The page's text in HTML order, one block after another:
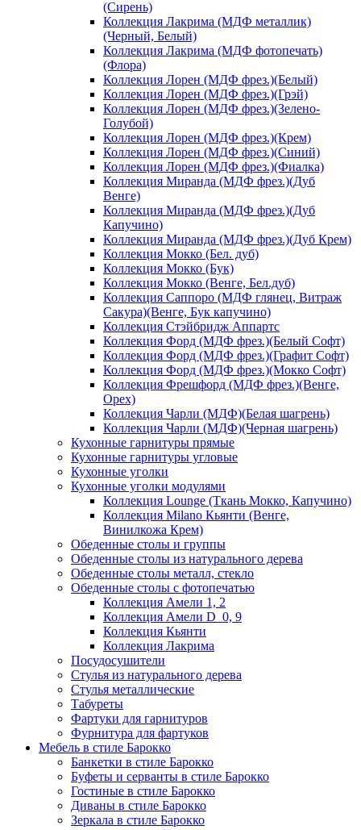
(Сирень)
Коллекция Лакрима (МДФ металлик)
(Черный, Белый)
Коллекция Лакрима (МДФ фотопечать)
(Флора)
Коллекция Лорен (МДФ фрез.)(Белый)
Коллекция Лорен (МДФ фрез.)(Грэй)
Коллекция Лорен (МДФ фрез.)(Зелено-
Голубой)
Коллекция Лорен (МДФ фрез.)(Крем)
Коллекция Лорен (МДФ фрез.)(Синий)
Коллекция Лорен (МДФ фрез.)(Фиалка)
Коллекция Миранда (МДФ фрез.)(Дуб
Венге)
Коллекция Миранда (МДФ фрез.)(Дуб
Капучино)
Коллекция Миранда (МДФ фрез.)(Дуб Крем)
Коллекция Мокко (Бел. дуб)
Коллекция Мокко (Бук)
Коллекция Мокко (Венге, Бел.дуб)
Коллекция Саппоро (МДФ глянец, Витраж
Сакура)(Венге, Бук капучино)
Коллекция Стэйбридж Аппартс
Коллекция Форд (МДФ фрез.)(Белый Софт)
Коллекция Форд (МДФ фрез.)(Графит Софт)
Коллекция Форд (МДФ фрез.)(Мокко Софт)
Коллекция Фрешфорд (МДФ фрез.)(Венге,
Орех)
Коллекция Чарли (МДФ)(Белая шагрень)
Коллекция Чарли (МДФ)(Черная шагрень)
Кухонные гарнитуры прямые
Кухонные гарнитуры угловые
Кухонные уголки
Кухонные уголки модулями
Коллекция Lounge (Ткань Мокко, Капучино)
Коллекция Milano Кьянти (Венге,
Винилкожа Крем)
Обеденные столы и группы
Обеденные столы из натурального дерева
Обеденные столы металл, стекло
Обеденные столы с фотопечатью
Коллекция Амели 1, 2
Коллекция Амели D_0, 9
Коллекция Кьянти
Коллекция Лакрима
Посудосушители
Стулья из натурального дерева
Стулья металлические
Табуреты
Фартуки для гарнитуров
Фурнитура для фартуков
Мебель в стиле Барокко
Банкетки в стиле Барокко
Буфеты и серванты в стиле Барокко
Гостиные в стиле Барокко
Диваны в стиле Барокко
Зеркала в стиле Барокко